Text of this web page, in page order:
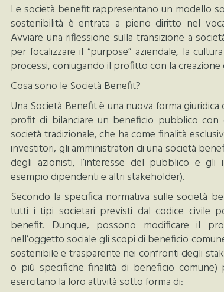
Le società benefit rappresentano un modello
sostenibilità è entrata a pieno diritto nel
Avviare una riflessione sulla transizione a
per focalizzare il “purpose” aziendale, la
processi, coniugando il profitto con la
Cosa sono le Società Benefit?
Una Società Benefit è una nuova forma
profit di bilanciare un beneficio pubblico con
società tradizionale, che ha come finalità
investitori, gli amministratori di una società
degli azionisti, l’interesse del pubblico e
esempio dipendenti e altri stakeholder).
Secondo la specifica normativa sulle società
tutti i tipi societari previsti dal codice civile
benefit. Dunque, possono modificare il
nell’oggetto sociale gli scopi di beneficio
sostenibile e trasparente nei confronti degli
o più specifiche finalità di beneficio
esercitano la loro attività sotto forma di: